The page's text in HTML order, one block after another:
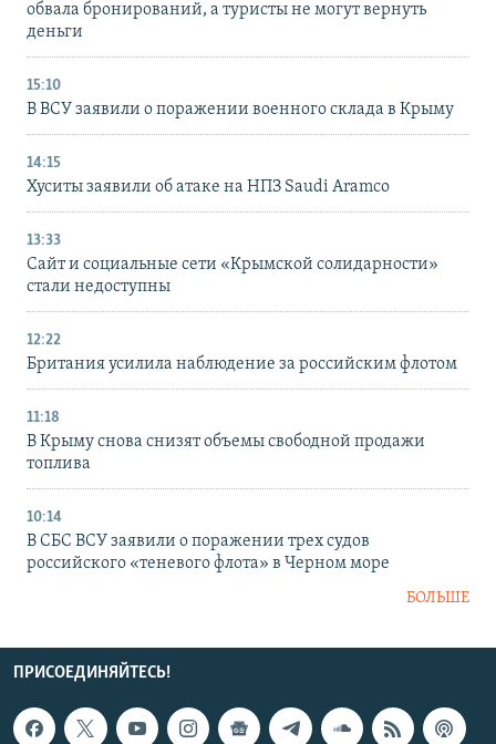
обвала бронирований, а туристы не могут вернуть
деньги
15:10
В ВСУ заявили о поражении военного склада в Крыму
14:15
Хуситы заявили об атаке на НПЗ Saudi Aramco
13:33
Сайт и социальные сети «Крымской солидарности»
стали недоступны
12:22
Британия усилила наблюдение за российским флотом
11:18
В Крыму снова снизят объемы свободной продажи
топлива
10:14
В СБС ВСУ заявили о поражении трех судов
российского «теневого флота» в Черном море
БОЛЬШЕ
ПРИСОЕДИНЯЙТЕСЬ!